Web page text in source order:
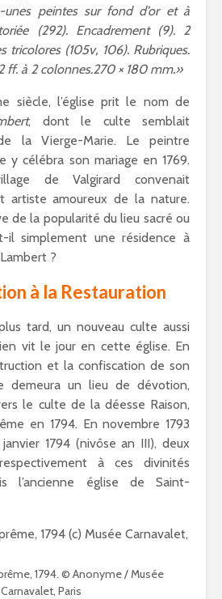
unes peintes sur fond d’or et à
(292). Encadrement (9). 2
tricolores (105v, 106). Rubriques.
ff. à 2 colonnes.270 × 180 mm.»
siècle, l’église prit le nom de
, dont le culte semblait
la Vierge-Marie. Le peintre
y célébra son mariage en 1769.
de Valgirard convenait
artiste amoureux de la nature.
de la popularité du lieu sacré ou
il simplement une résidence à
?
à la Restauration
tard, un nouveau culte aussi
vit le jour en cette église. En
et la confiscation de son
demeura un lieu de dévotion,
le culte de la déesse Raison,
en 1794. En novembre 1793
1794 (nivôse an III), deux
à ces divinités
l’ancienne église de Saint-
1794. © Anonyme / Musée
Carnavalet, Paris